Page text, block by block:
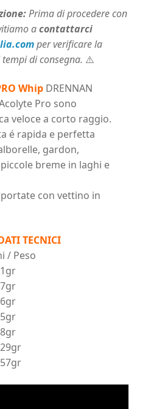
Prima di procedere con
acontattarci
per verificare la
di consegna. ⚠️
Whip DRENNAN
Pro sono
veloce a corto raggio.
é rapida e perfetta
gardon,
breme in laghi e
con vettino in
TECNICI
/ Peso